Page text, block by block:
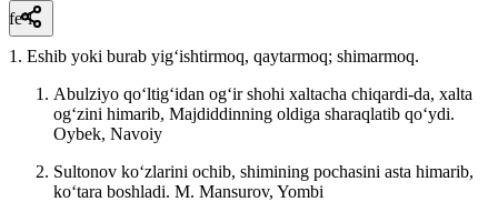
fe’l
1. Eshib yoki burab yigʻishtirmoq, qaytarmoq; shimarmoq.
Abulziyo qoʻltigʻidan ogʻir shohi xaltacha chiqardi-da, xalta
ogʻzini himarib, Majdiddinning oldiga sharaqlatib qoʻydi.
Oybek, Navoiy
Sultonov koʻzlarini ochib, shimining pochasini asta himarib,
koʻtara boshladi. M. Mansurov, Yombi